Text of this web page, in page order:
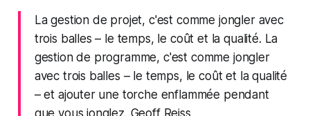
La gestion de projet, c'est comme jongler avec
trois balles – le temps, le coût et la qualité. La
gestion de programme, c'est comme jongler
avec trois balles – le temps, le coût et la qualité
– et ajouter une torche enflammée pendant